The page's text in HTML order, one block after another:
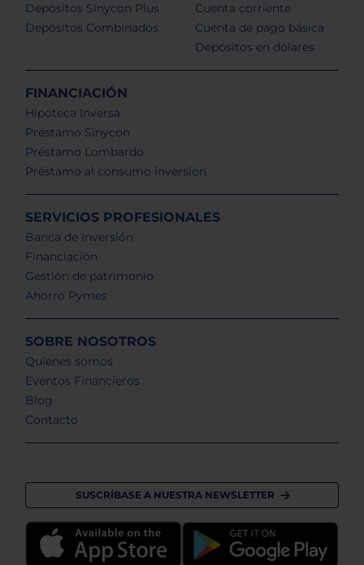
Depósitos Sinycon Plus
Depósitos Combinados
Cuenta corriente
Cuenta de pago básica
Depósitos en dólares
FINANCIACIÓN
Hipoteca Inversa
Préstamo Sinycon
Préstamo Lombardo
Préstamo al consumo inversion
SERVICIOS PROFESIONALES
Banca de Inversión
Financiación
Gestión de patrimonio
Ahorro Pymes
SOBRE NOSOTROS
Quienes somos
Eventos Financieros
Blog
Contacto
SUSCRÍBASE A NUESTRA NEWSLETTER